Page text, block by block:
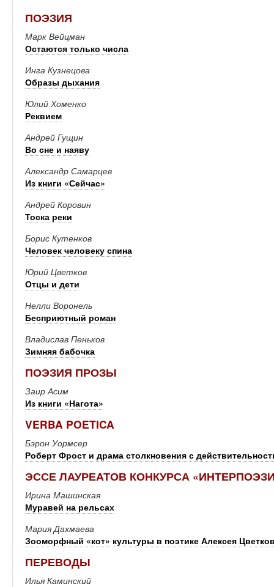
ПОЭЗИЯ
Марк Вейцман
Остаются только числа
Инга Кузнецова
Образы дыхания
Юлий Хоменко
Реквием
Андрей Гущин
Во сне и наяву
Александр Самарцев
Из книги «Сейчас»
Андрей Коровин
Тоска реки
Борис Кутенков
Человек человеку спина
Юрий Цветков
Отцы и дети
Нелли Воронель
Бесприютный роман
Владислав Пеньков
Зимняя бабочка
ПОЭЗИЯ ПРОЗЫ
Заир Асим
Из книги «Нагота»
VERBA POETICA
Бэрон Уормсер
Роберт Фрост и драма столкновения с
ЭССЕ ЛАУРЕАТОВ КОНКУРСА
Ирина Машинская
Муравей на рельсах
Мария Дахмаева
Зооморфный «кот» культуры в поэтике Алексея
ПЕРЕВОДЫ
Илья Каминский